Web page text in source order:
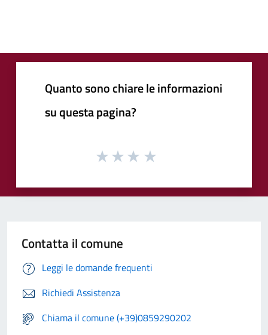
Quanto sono chiare le informazioni
su questa pagina?
Contatta il comune
Leggi le domande frequenti
Richiedi Assistenza
Chiama il comune (+39)0859290202